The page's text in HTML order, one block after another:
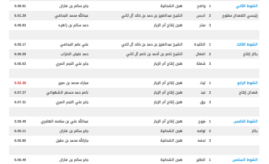
الشوط الثاني 1 واضح هجن الشحانية جابر سالم بن فاران
5.59.91
رئيسي القعدان مفتوح
2 ادبس الشيخ عبدالعزيز بن حمد بن خالد آل ثاني عبدالله محمد الجحافي
6.01.29
3 منذر هجن إنتاج أم الزبار حمد سالم بن زاهره 6.09.83
الشوط الثالث 1 الكايدة الشيخ عبدالعزيز بن حمد بن خالد آل ثاني علي عامر الجحافي
6.05.17
بكارإنتاج 2 افعال الشيخ ناصر بن أحمد بن ناصر آل ثاني حمد عايض الحنزاب
6.06.59
3 شعلة هجن إنتاج أم الزبار جابر علي النجم المري 6.06.63
الشوط الرابع 1 ليث هجن إنتاج أم الزبار مبارك محمد بن صرير
5.52.39
قعدانإنتاج 2 نجد هجن إنتاج أم الزبار ناصر حمد مسفر الشهواني
6.07.27
3 برق هجن إنتاج أم الزبار جابر علي النجم المري 6.07.31
الشوط الخامس 1 مزوح هجن إنتاج أم الزبار عبدالله علي بن سلامه الهاجري
5.59.49
بكار
2 لوامه هجن الشحانية جابر سالم بن فاران
6.05.11
3 تحفه هجن الشحانية جارالله محمد بن عقيل 6.05.85
الشوط السادس 1 الطاير هجن الشحانية جابر سالم بن فاران
6.06.49